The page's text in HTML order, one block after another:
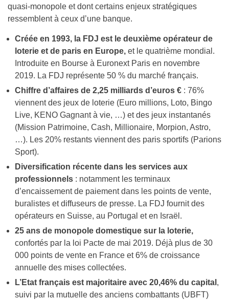
quasi-monopole et dont certains enjeux stratégiques
ressemblent à ceux d’une banque.
Créée en 1993, la FDJ est le deuxième opérateur de
loterie et de paris en Europe, et le quatrième mondial.
Introduite en Bourse à Euronext Paris en novembre
2019. La FDJ représente 50 % du marché français.
Chiffre d’affaires de 2,25 milliards d’euros € : 76%
viennent des jeux de loterie (Euro millions, Loto, Bingo
Live, KENO Gagnant à vie, …) et des jeux instantanés
(Mission Patrimoine, Cash, Millionaire, Morpion, Astro,
…). Les 20% restants viennent des paris sportifs (Parions
Sport).
Diversification récente dans les services aux
professionnels : notamment les terminaux
d’encaissement de paiement dans les points de vente,
buralistes et diffuseurs de presse. La FDJ fournit des
opérateurs en Suisse, au Portugal et en Israël.
25 ans de monopole domestique sur la loterie,
confortés par la loi Pacte de mai 2019. Déjà plus de 30
000 points de vente en France et 6% de croissance
annuelle des mises collectées.
L’Etat français est majoritaire avec 20,46% du capital ,
suivi par la mutuelle des anciens combattants (UBFT)